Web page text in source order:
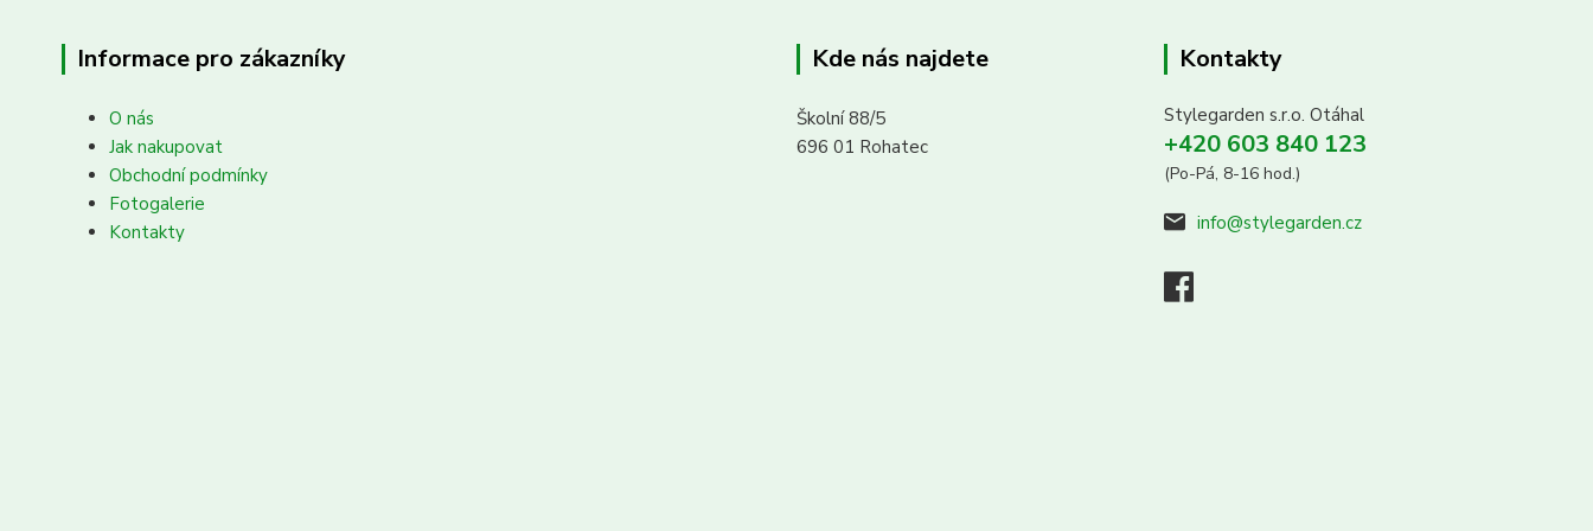
Informace pro zákazníky
O nás
Jak nakupovat
Obchodní podmínky
Fotogalerie
Kontakty
Kde nás najdete
Školní 88/5
696 01 Rohatec
Kontakty
Stylegarden s.r.o. Otáhal
+420 603 840 123
(Po-Pá, 8-16 hod.)
info@stylegarden.cz